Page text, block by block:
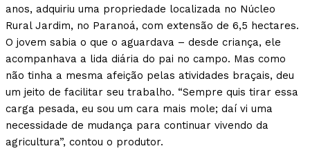
anos, adquiriu uma propriedade localizada no Núcleo
Rural Jardim, no Paranoá, com extensão de 6,5 hectares.
O jovem sabia o que o aguardava – desde criança, ele
acompanhava a lida diária do pai no campo. Mas como
não tinha a mesma afeição pelas atividades braçais, deu
um jeito de facilitar seu trabalho. “Sempre quis tirar essa
carga pesada, eu sou um cara mais mole; daí vi uma
necessidade de mudança para continuar vivendo da
agricultura”, contou o produtor.